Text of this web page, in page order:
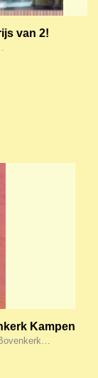
van 2!
Kampen